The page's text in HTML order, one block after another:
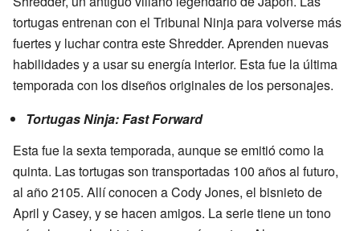
tortugas entrenan con el Tribunal Ninja para volverse más
fuertes y luchar contra este Shredder. Aprenden nuevas
habilidades y a usar su energía interior. Esta fue la última
temporada con los diseños originales de los personajes.
Tortugas Ninja: Fast Forward
Esta fue la sexta temporada, aunque se emitió como la
quinta. Las tortugas son transportadas 100 años al futuro,
al año 2105. Allí conocen a Cody Jones, el bisnieto de
April y Casey, y se hacen amigos. La serie tiene un tono